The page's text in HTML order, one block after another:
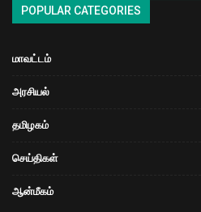
POPULAR CATEGORIES
மாவட்டம்
அரசியல்
தமிழகம்
செய்திகள்
ஆன்மீகம்